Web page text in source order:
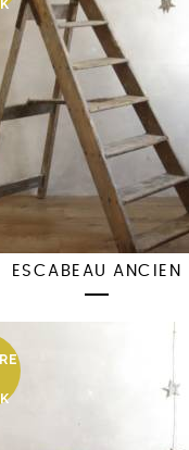
ESCABEAU ANCIEN